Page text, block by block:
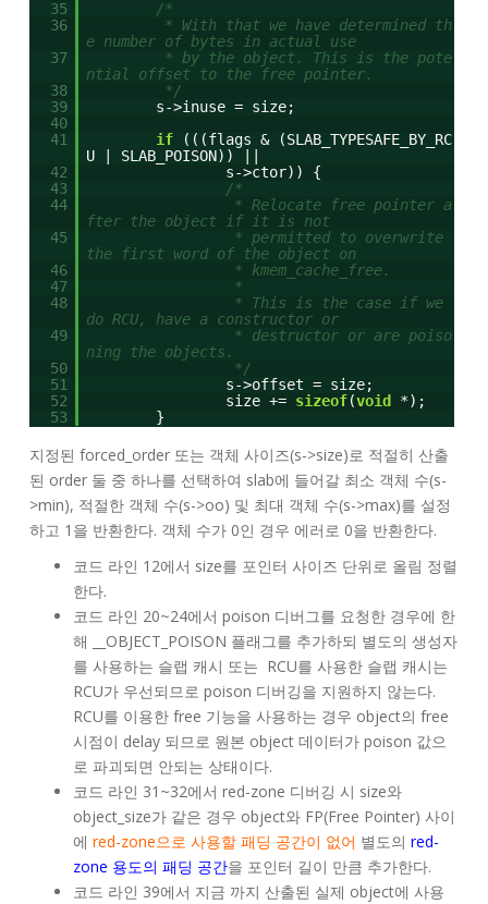
35
/*
36
* With that we have determined th
e number of bytes in actual use
37
* by the object. This is the pote
ntial offset to the free pointer.
38
*/
39
s->inuse = size;
40
41
if
(((flags & (SLAB_TYPESAFE_BY_RC
U | SLAB_POISON)) ||
42
s->ctor)) {
43
/*
44
* Relocate free pointer a
fter the object if it is not
45
* permitted to overwrite
the first word of the object on
46
* kmem_cache_free.
47
*
48
* This is the case if we
do RCU, have a constructor or
49
* destructor or are poiso
ning the objects.
50
*/
51
s->offset = size;
52
size += sizeof(void
*);
53
}
지정된 forced_order 또는 객체 사이즈(s->size)로 적절히 산출
된 order 둘 중 하나를 선택하여 slab에 들어갈 최소 객체 수(s-
>min), 적절한 객체 수(s->oo) 및 최대 객체 수(s->max)를 설정
하고 1을 반환한다. 객체 수가 0인 경우 에러로 0을 반환한다.
코드 라인 12에서 size를 포인터 사이즈 단위로 올림 정렬
한다.
코드 라인 20~24에서 poison 디버그를 요청한 경우에 한
해 __OBJECT_POISON 플래그를 추가하되 별도의 생성자
를 사용하는 슬랩 캐시 또는 RCU를 사용한 슬랩 캐시는
RCU가 우선되므로 poison 디버깅을 지원하지 않는다.
RCU를 이용한 free 기능을 사용하는 경우 object의 free
시점이 delay 되므로 원본 object 데이터가 poison 값으
로 파괴되면 안되는 상태이다.
코드 라인 31~32에서 red-zone 디버깅 시 size와
object_size가 같은 경우 object와 FP(Free Pointer) 사이
에 red-zone으로 사용할 패딩 공간이 없어 별도의 red-
zone 용도의 패딩 공간을 포인터 길이 만큼 추가한다.
코드 라인 39에서 지금 까지 산출된 실제 object에 사용